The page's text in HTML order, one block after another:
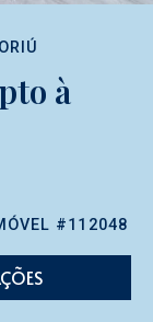
à
#112048